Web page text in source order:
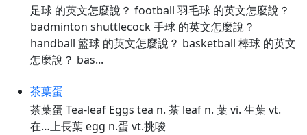
足球 的英文怎麼說？ football 羽毛球 的英文怎麼說？
badminton shuttlecock 手球 的英文怎麼說？
handball 籃球 的英文怎麼說？ basketball 棒球 的英文
怎麼說？ bas...
茶葉蛋
茶葉蛋 Tea-leaf Eggs tea n. 茶 leaf n. 葉 vi. 生葉 vt.
在…上長葉 egg n.蛋 vt.挑唆